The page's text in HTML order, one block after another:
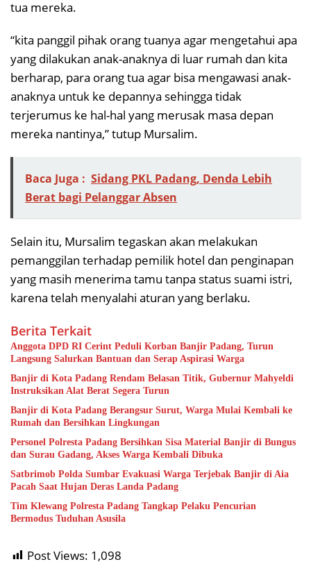
tua mereka.
“kita panggil pihak orang tuanya agar mengetahui apa
yang dilakukan anak-anaknya di luar rumah dan kita
berharap, para orang tua agar bisa mengawasi anak-
anaknya untuk ke depannya sehingga tidak
terjerumus ke hal-hal yang merusak masa depan
mereka nantinya,” tutup Mursalim.
Baca Juga : Sidang PKL Padang, Denda Lebih
Berat bagi Pelanggar Absen
Selain itu, Mursalim tegaskan akan melakukan
pemanggilan terhadap pemilik hotel dan penginapan
yang masih menerima tamu tanpa status suami istri,
karena telah menyalahi aturan yang berlaku.
Berita Terkait
Anggota DPD RI Cerint Peduli Korban Banjir Padang, Turun
Langsung Salurkan Bantuan dan Serap Aspirasi Warga
Banjir di Kota Padang Rendam Belasan Titik, Gubernur Mahyeldi
Instruksikan Alat Berat Segera Turun
Banjir di Kota Padang Berangsur Surut, Warga Mulai Kembali ke
Rumah dan Bersihkan Lingkungan
Personel Polresta Padang Bersihkan Sisa Material Banjir di Bungus
dan Surau Gadang, Akses Warga Kembali Dibuka
Satbrimob Polda Sumbar Evakuasi Warga Terjebak Banjir di Aia
Pacah Saat Hujan Deras Landa Padang
Tim Klewang Polresta Padang Tangkap Pelaku Pencurian
Bermodus Tuduhan Asusila
Post Views: 1,098